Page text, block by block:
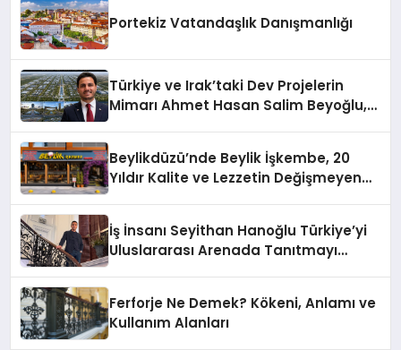
Portekiz Vatandaşlık Danışmanlığı
Türkiye ve Irak’taki Dev Projelerin
Mimarı Ahmet Hasan Salim Beyoğlu,
Hayata Geçirecek
Beylikdüzü’nde Beylik İşkembe, 20
Yıldır Kalite ve Lezzetin Değişmeyen
İş İnsanı Seyithan Hanoğlu Türkiye’yi
Uluslararası Arenada Tanıtmayı
Ferforje Ne Demek? Kökeni, Anlamı ve
Kullanım Alanları